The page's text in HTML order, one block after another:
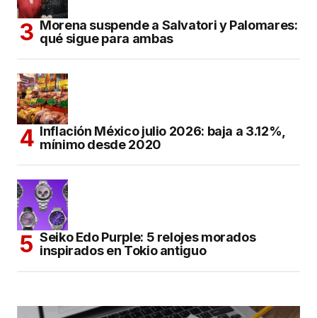
Morena suspende a Salvatori y Palomares:
qué sigue para ambas
Inflación México julio 2026: baja a 3.12%,
mínimo desde 2020
Seiko Edo Purple: 5 relojes morados
inspirados en Tokio antiguo